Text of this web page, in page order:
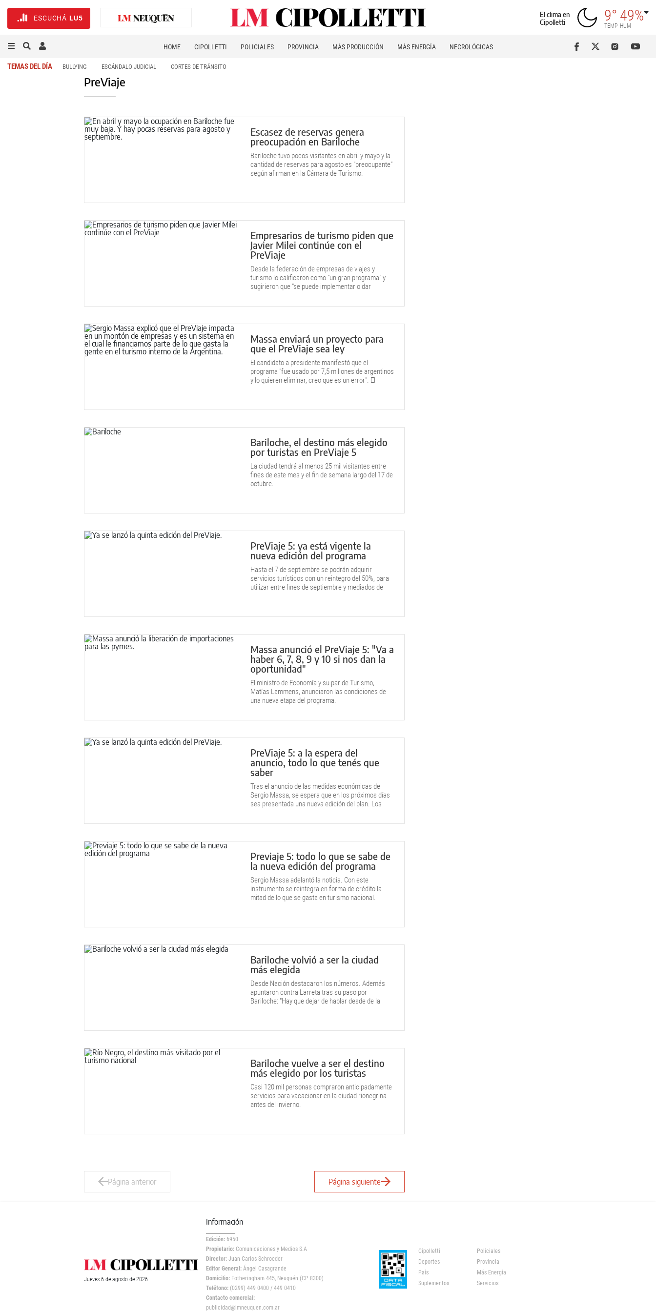
ESCUCHÁ LU5
El clima en
Cipolletti
9°
TEMP
49%
HUM
HOME CIPOLLETTI POLICIALES PROVINCIA MÁS PRODUCCIÓN MÁS ENERGÍA NECROLÓGICAS
TEMAS DEL DÍA BULLYING ESCÁNDALO JUDICIAL CORTES DE TRÁNSITO
PreViaje
Escasez de reservas genera
preocupación en Bariloche
Bariloche tuvo pocos visitantes en abril y mayo y la
cantidad de reservas para agosto es "preocupante"
según afirman en la Cámara de Turismo.
Empresarios de turismo piden que
Javier Milei continúe con el
PreViaje
Desde la federación de empresas de viajes y
turismo lo calificaron como "un gran programa" y
sugirieron que "se puede implementar o dar
Massa enviará un proyecto para
que el PreViaje sea ley
El candidato a presidente manifestó que el
programa "fue usado por 7,5 millones de argentinos
y lo quieren eliminar, creo que es un error". El
Bariloche, el destino más elegido
por turistas en PreViaje 5
La ciudad tendrá al menos 25 mil visitantes entre
fines de este mes y el fin de semana largo del 17 de
octubre.
PreViaje 5: ya está vigente la
nueva edición del programa
Hasta el 7 de septiembre se podrán adquirir
servicios turísticos con un reintegro del 50%, para
utilizar entre fines de septiembre y mediados de
Massa anunció el PreViaje 5: "Va a
haber 6, 7, 8, 9 y 10 si nos dan la
oportunidad"
El ministro de Economía y su par de Turismo,
Matías Lammens, anunciaron las condiciones de
una nueva etapa del programa.
PreViaje 5: a la espera del
anuncio, todo lo que tenés que
saber
Tras el anuncio de las medidas económicas de
Sergio Massa, se espera que en los próximos días
sea presentada una nueva edición del plan. Los
Previaje 5: todo lo que se sabe de
la nueva edición del programa
Sergio Massa adelantó la noticia. Con este
instrumento se reintegra en forma de crédito la
mitad de lo que se gasta en turismo nacional.
Bariloche volvió a ser la ciudad
más elegida
Desde Nación destacaron los números. Además
apuntaron contra Larreta tras su paso por
Bariloche: "Hay que dejar de hablar desde de la
Bariloche vuelve a ser el destino
más elegido por los turistas
Casi 120 mil personas compraron anticipadamente
servicios para vacacionar en la ciudad rionegrina
antes del invierno.
Página anterior Página siguiente
Jueves 6 de agosto de 2026
Información
Edición: 6950
Propietario: Comunicaciones y Medios S.A
Director: Juan Carlos Schroeder
Editor General: Ángel Casagrande
Domicilio: Fotheringham 445, Neuquén (CP 8300)
Teléfono: (0299) 449 0400 / 449 0410
Contacto comercial:
publicidad@lmneuquen.com.ar
Cipolletti
Policiales
Deportes
Provincia
País
Más Energía
Suplementos
Servicios